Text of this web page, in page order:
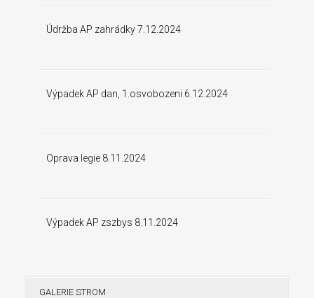
Údržba AP zahrádky 7.12.2024
Výpadek AP dan, 1.osvobozeni 6.12.2024
Oprava legie 8.11.2024
Výpadek AP zszbys 8.11.2024
GALERIE STROM